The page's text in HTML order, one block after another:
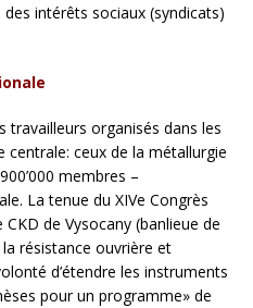
intérêts sociaux (syndicats)
travailleurs organisés dans les
centrale: ceux de la métallurgie
membres –
La tenue du XIVe Congrès
CKD de Vysocany (banlieue de
résistance ouvrière et
d’étendre les instruments
pour un programme» de